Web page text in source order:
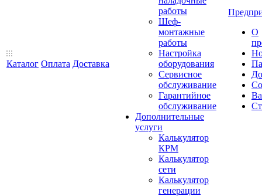
Каталог Оплата Доставка
работы
Шеф-
монтажные
работы
Настройка
оборудования
Сервисное
обслуживание
Гарантийное
обслуживание
Дополнительные
услуги
Калькулятор
КРМ
Калькулятор
сети
Калькулятор
генерации
О